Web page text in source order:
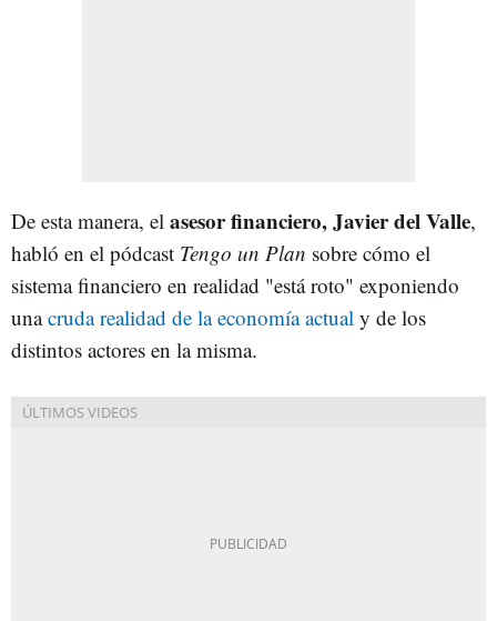
De esta manera, el asesor financiero, Javier del Valle,
habló en el pódcast Tengo un Plan sobre cómo el
sistema financiero en realidad "está roto" exponiendo
unacruda realidad de la economía actual y de los
distintos actores en la misma.